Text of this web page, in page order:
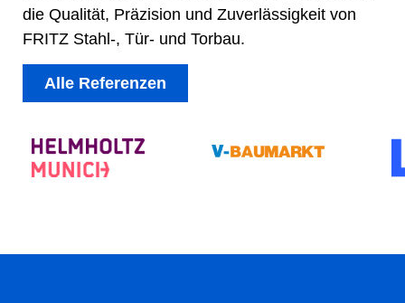
die Qualität, Präzision und Zuverlässigkeit von
FRITZ Stahl-, Tür- und Torbau.
Alle Referenzen